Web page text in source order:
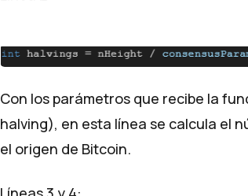
Con los parámetros que recibe la
halving), en esta línea se calcula el
el origen de Bitcoin.